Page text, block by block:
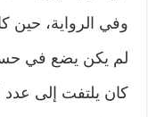
وفي الرواية، حين
لم يكن يضع في
كان يلتفت إلى عدد